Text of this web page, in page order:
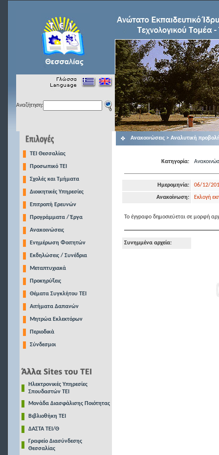
Αναζήτηση:
TEI Θεσσαλίας
Προσωπικό ΤΕΙ
Σχολές και Τμήματα
Διοικητικές Υπηρεσίες
Επιτροπή Ερευνών
Προγράμματα / Έργα
Ανακοινώσεις
Ενημέρωση Φοιτητών
Εκδηλώσεις / Συνέδρια
Μεταπτυχιακά
Προκηρύξεις
Θέματα Συγκλήτου ΤΕΙ
Αιτήματα Δαπανών
Μητρώα Εκλεκτόρων
Περιοδικά
Σύνδεσμοι
Ηλεκτρονικές Υπηρεσίες
Σπουδαστών ΤΕΙ
Μονάδα Διασφάλισης Ποιότητας
Βιβλιοθήκη ΤΕΙ
ΔΑΣΤΑ ΤΕΙ/Θ
Γραφείο Διασύνδεσης
Θεσσαλίας
Ανακοινώσεις > Αναλυτική
Κατηγορία:
Ημερομηνία: 06/12/
Ανακοίνωση: Εκλογή
Το έγγραφο δημοσιεύεται σε μορφή
Συνημμένα αρχεία: